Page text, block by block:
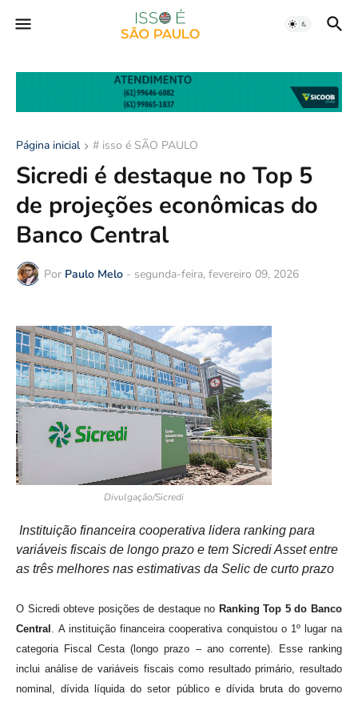
Página inicial # isso é SÃO PAULO
Sicredi é destaque no Top 5
de projeções econômicas do
Banco Central
Por Paulo Melo - segunda-feira, fevereiro 09, 2026
Divulgação/Sicredi
Instituição financeira cooperativa lidera ranking para
variáveis fiscais de longo prazo e tem Sicredi Asset entre
as três melhores nas estimativas da Selic de curto prazo
O Sicredi obteve posições de destaque no Ranking Top 5 do Banco
Central . A instituição financeira cooperativa conquistou o 1º lugar na
categoria Fiscal Cesta (longo prazo – ano corrente). Esse ranking
inclui análise de variáveis fiscais como resultado primário, resultado
nominal, dívida líquida do setor público e dívida bruta do governo